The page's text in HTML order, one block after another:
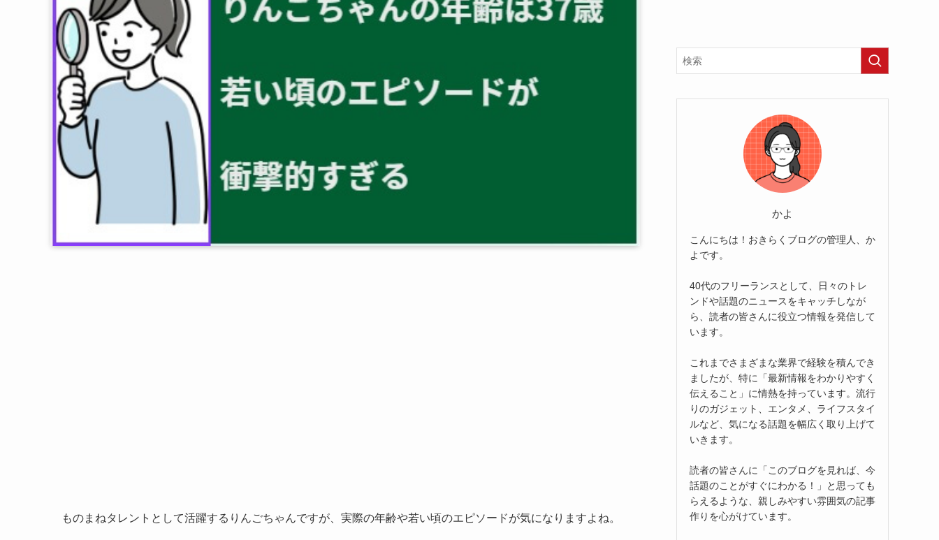
ものまねタレントとして活躍するりんごちゃんですが、実際の年齢や若い頃のエピソードが気になりますよね。
かよ
こんにちは！おきらくブログの管理人、か
よです。
40代のフリーランスとして、日々のトレ
ンドや話題のニュースをキャッチしなが
ら、読者の皆さんに役立つ情報を発信して
います。
これまでさまざまな業界で経験を積んでき
ましたが、特に「最新情報をわかりやすく
伝えること」に情熱を持っています。流行
りのガジェット、エンタメ、ライフスタイ
ルなど、気になる話題を幅広く取り上げて
いきます。
読者の皆さんに「このブログを見れば、今
話題のことがすぐにわかる！」と思っても
らえるような、親しみやすい雰囲気の記事
作りを心がけています。